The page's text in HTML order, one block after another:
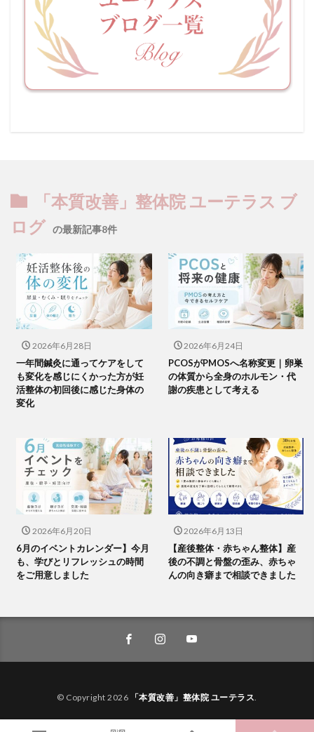
「本質改善」整体院 ユーテラス ブ
ログ の最新記事8件
2026年6月28日
一年間鍼灸に通ってケアをして
も変化を感じにくかった方が妊
活整体の初回後に感じた身体の
変化
2026年6月24日
PCOSがPMOSへ名称変更｜卵巣
の体質から全身のホルモン・代
謝の疾患として考える
2026年6月20日
6月のイベントカレンダー】今月
も、学びとリフレッシュの時間
をご用意しました
2026年6月13日
【産後整体・赤ちゃん整体】産
後の不調と骨盤の歪み、赤ちゃ
んの向き癖まで相談できました
© Copyright 2026 「本質改善」整体院 ユーテラス.